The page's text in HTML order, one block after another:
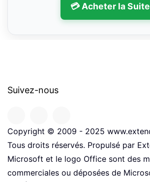
💳 Acheter la Suite
Suivez-nous
Copyright © 2009 - 2025
Tous droits réservés. Propulsé par
Microsoft et le logo Office sont des
commerciales ou déposées de